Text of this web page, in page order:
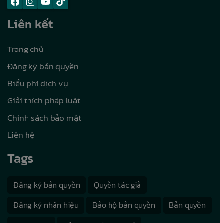
Liên kết
Trang chủ
Đăng ký bản quyền
Biểu phí dịch vụ
Giải thích pháp luật
Chính sách bảo mật
Liên hệ
Tags
Đăng ký bản quyền
Quyền tác giả
Đăng ký nhãn hiệu
Bảo hộ bản quyền
Bản quyền